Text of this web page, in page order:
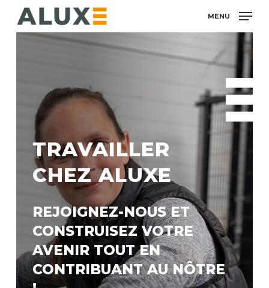
main
MENU
TRAVAILLER
CHEZ ALUXE
REJOIGNEZ-NOUS ET
CONSTRUISEZ VOTRE
AVENIR TOUT EN
CONTRIBUANT AU NÔTRE